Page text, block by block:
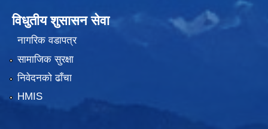
विधुतीय शुसासन सेवा
नागरिक वडापत्र
सामाजिक सुरक्षा
निवेदनको ढाँचा
HMIS